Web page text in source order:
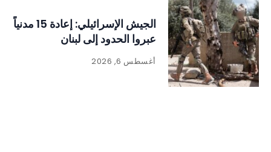
الجيش الإسرائيلي: إعادة 15 مدنياً
عبروا الحدود إلى لبنان
أغسطس 6, 2026